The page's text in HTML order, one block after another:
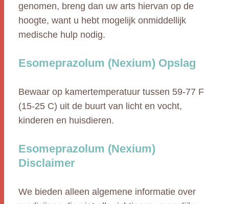
genomen, breng dan uw arts hiervan op de
hoogte, want u hebt mogelijk onmiddellijk
medische hulp nodig.
Esomeprazolum (Nexium) Opslag
Bewaar op kamertemperatuur tussen 59-77 F
(15-25 C) uit de buurt van licht en vocht,
kinderen en huisdieren.
Esomeprazolum (Nexium)
Disclaimer
We bieden alleen algemene informatie over